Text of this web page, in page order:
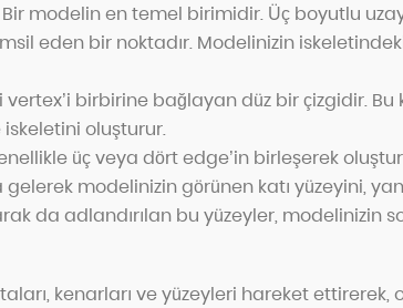
modelin en temel birimidir. Üç boyutlu
eden bir noktadır. Modelinizin
vertex’i birbirine bağlayan düz bir çizgidir.
iskeletini oluşturur.
üç veya dört edge’in birleşerek
modelinizin görünen katı yüzeyini,
da adlandırılan bu yüzeyler, modelinizin
kenarları ve yüzeyleri hareket